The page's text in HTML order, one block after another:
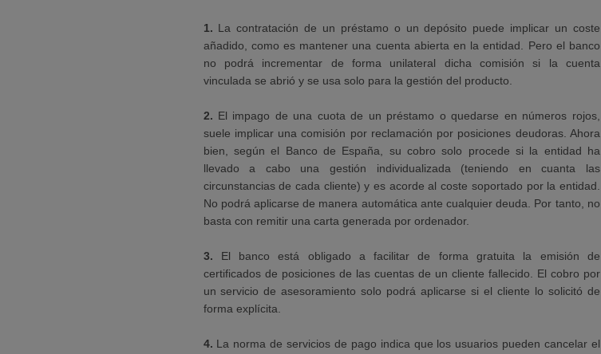
1. La contratación de un préstamo o un depósito puede implicar un coste
añadido, como es mantener una cuenta abierta en la entidad. Pero el banco
no podrá incrementar de forma unilateral dicha comisión si la cuenta
vinculada se abrió y se usa solo para la gestión del producto.
2. El impago de una cuota de un préstamo o quedarse en números rojos,
suele implicar una comisión por reclamación por posiciones deudoras. Ahora
bien, según el Banco de España, su cobro solo procede si la entidad ha
llevado a cabo una gestión individualizada (teniendo en cuanta las
circunstancias de cada cliente) y es acorde al coste soportado por la entidad.
No podrá aplicarse de manera automática ante cualquier deuda. Por tanto, no
basta con remitir una carta generada por ordenador.
3. El banco está obligado a facilitar de forma gratuita la emisión de
certificados de posiciones de las cuentas de un cliente fallecido. El cobro por
un servicio de asesoramiento solo podrá aplicarse si el cliente lo solicitó de
forma explícita.
4. La norma de servicios de pago indica que los usuarios pueden cancelar el